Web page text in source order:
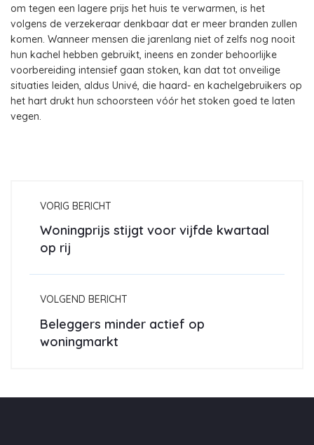
om tegen een lagere prijs het huis te verwarmen, is het
volgens de verzekeraar denkbaar dat er meer branden zullen
komen. Wanneer mensen die jarenlang niet of zelfs nog nooit
hun kachel hebben gebruikt, ineens en zonder behoorlijke
voorbereiding intensief gaan stoken, kan dat tot onveilige
situaties leiden, aldus Univé, die haard- en kachelgebruikers op
het hart drukt hun schoorsteen vóór het stoken goed te laten
vegen.
VORIG BERICHT
Woningprijs stijgt voor vijfde kwartaal
op rij
VOLGEND BERICHT
Beleggers minder actief op
woningmarkt